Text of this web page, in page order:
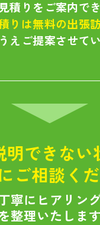
積りをご案内でき
りは無料の出張
えご提案させて
明できない
ご相談くだ
寧にヒアリン
整理いたします